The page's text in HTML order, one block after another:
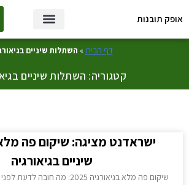
אופק תובנות
דף הבית» השתלות שיניים
קטגוריה: השתלות שיניים
ישראדנט מציגה: שיקום פה
שיניים בגיאורגיה
שיקום פה מלא בגיאורגיה 2025: מה